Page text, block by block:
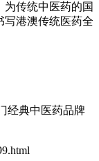
为传统中医药的国
写港澳传统医药全
经典中医药品牌